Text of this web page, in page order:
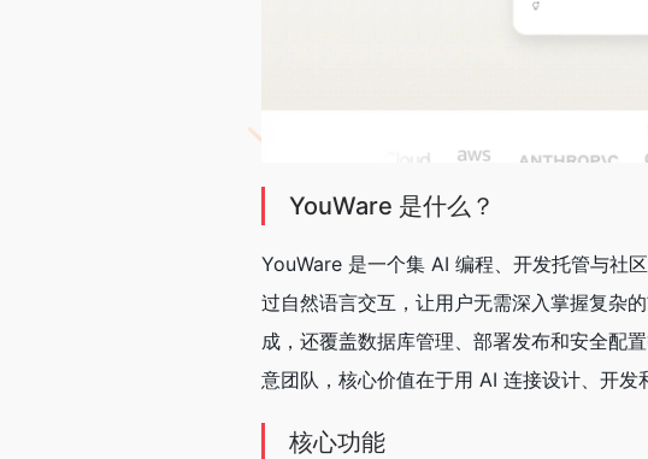
YouWare 是什么？
YouWare 是一个集 AI 编程、开发托管与社
过自然语言交互，让用户无需深入掌握复杂
成，还覆盖数据库管理、部署发布和安全配
意团队，核心价值在于用 AI 连接设计、开发
核心功能